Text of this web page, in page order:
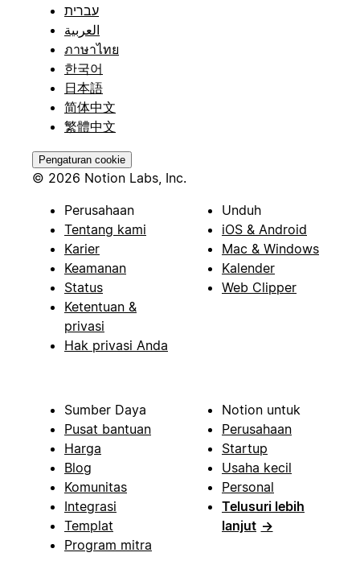
עברית
العربية
ภาษาไทย
한국어
日本語
简体中文
繁體中文
Pengaturan cookie
© 2026 Notion Labs, Inc.
Perusahaan
Tentang kami
Karier
Keamanan
Status
Ketentuan &
privasi
Hak privasi Anda
Unduh
iOS & Android
Mac & Windows
Kalender
Web Clipper
Sumber Daya
Pusat bantuan
Harga
Blog
Komunitas
Integrasi
Templat
Program mitra
Notion untuk
Perusahaan
Startup
Usaha kecil
Personal
Telusuri lebih
lanjut →